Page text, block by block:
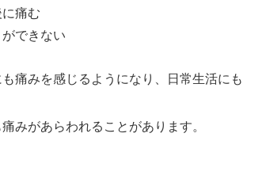
痛む
できない
痛みを感じるようになり、日常生活にも
みがあらわれることがあります。